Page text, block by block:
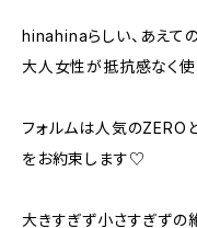
hinahinaらしい、あえて
大人女性が抵抗感なく使
フォルムは人気のZERO
をお約束します♡
大きすぎず小さすぎずの